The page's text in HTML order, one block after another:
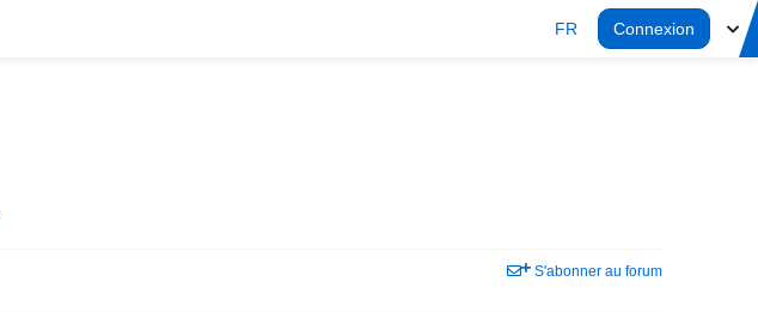
FR Connexion
S'abonner au forum